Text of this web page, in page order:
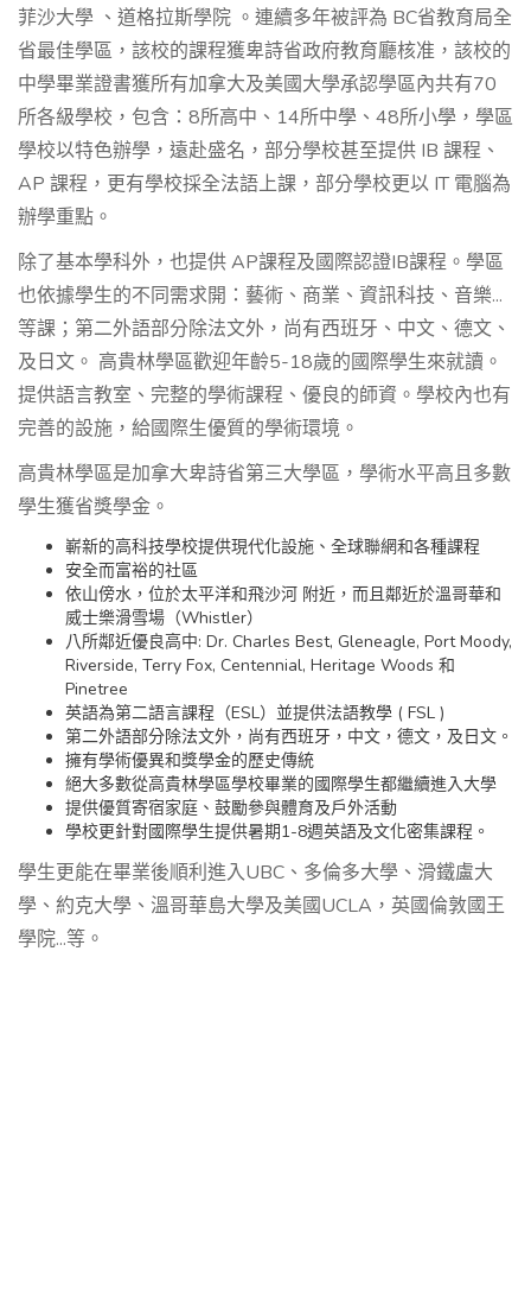
菲沙大學 、道格拉斯學院 。連續多年被評為 BC省教育局全
省最佳學區，該校的課程獲卑詩省政府教育廳核准，該校的
中學畢業證書獲所有加拿大及美國大學承認學區內共有70
所各級學校，包含：8所高中、14所中學、48所小學，學區
學校以特色辦學，遠赴盛名，部分學校甚至提供 IB 課程、
AP 課程，更有學校採全法語上課，部分學校更以 IT 電腦為
辦學重點。
除了基本學科外，也提供 AP課程及國際認證IB課程。學區
也依據學生的不同需求開：藝術、商業、資訊科技、音樂...
等課；第二外語部分除法文外，尚有西班牙、中文、德文、
及日文。 高貴林學區歡迎年齡5-18歲的國際學生來就讀。
提供語言教室、完整的學術課程、優良的師資。學校內也有
完善的設施，給國際生優質的學術環境。
高貴林學區是加拿大卑詩省第三大學區，學術水平高且多數
學生獲省獎學金。
嶄新的高科技學校提供現代化設施、全球聯網和各種課程
安全而富裕的社區
依山傍水，位於太平洋和飛沙河 附近，而且鄰近於溫哥華和
威士樂滑雪場（Whistler）
八所鄰近優良高中: Dr. Charles Best, Gleneagle, Port Moody,
Riverside, Terry Fox, Centennial, Heritage Woods 和
Pinetree
英語為第二語言課程（ESL）並提供法語教學 ( FSL )
第二外語部分除法文外，尚有西班牙，中文，德文，及日文。
擁有學術優異和獎學金的歷史傳統
絕大多數從高貴林學區學校畢業的國際學生都繼續進入大學
提供優質寄宿家庭、鼓勵參與體育及戶外活動
學校更針對國際學生提供暑期1-8週英語及文化密集課程。
學生更能在畢業後順利進入UBC、多倫多大學、滑鐵盧大
學、約克大學、溫哥華島大學及美國UCLA，英國倫敦國王
學院...等。